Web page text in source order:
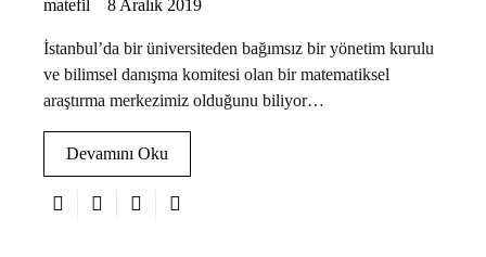
matefil 8 Aralık 2019
İstanbul’da bir üniversiteden bağımsız bir yönetim kurulu
ve bilimsel danışma komitesi olan bir matematiksel
araştırma merkezimiz olduğunu biliyor…
Devamını Oku